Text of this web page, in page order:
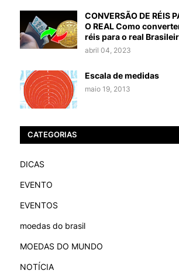
CONVERSÃO DE RÉIS
O REAL Como
réis para o real
abril 04, 2023
Escala de medidas
maio 19, 2013
CATEGORIAS
DICAS
EVENTO
EVENTOS
moedas do brasil
MOEDAS DO MUNDO
NOTÍCIA